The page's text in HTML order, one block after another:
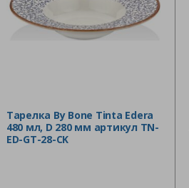
Тарелка By Bone Tinta Edera
480 мл, D 280 мм артикул TN-
ED-GT-28-CK